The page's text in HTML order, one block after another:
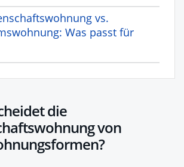
vs.
Was passt für
die
von